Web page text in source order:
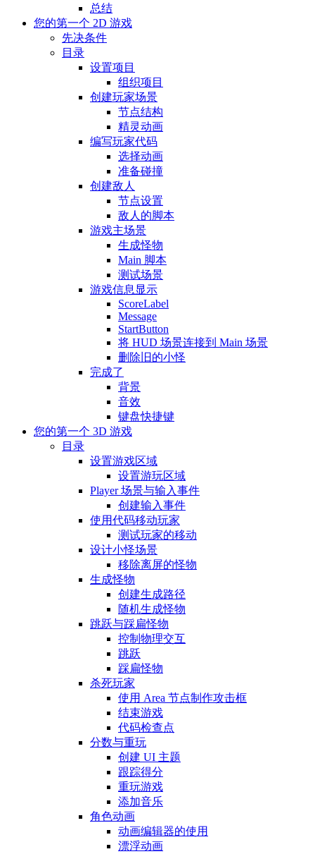
总结
您的第一个 2D 游戏
先决条件
目录
设置项目
组织项目
创建玩家场景
节点结构
精灵动画
编写玩家代码
选择动画
准备碰撞
创建敌人
节点设置
敌人的脚本
游戏主场景
生成怪物
Main 脚本
测试场景
游戏信息显示
ScoreLabel
Message
StartButton
将 HUD 场景连接到 Main 场景
删除旧的小怪
完成了
背景
音效
键盘快捷键
您的第一个 3D 游戏
目录
设置游戏区域
设置游玩区域
Player 场景与输入事件
创建输入事件
使用代码移动玩家
测试玩家的移动
设计小怪场景
移除离屏的怪物
生成怪物
创建生成路径
随机生成怪物
跳跃与踩扁怪物
控制物理交互
跳跃
踩扁怪物
杀死玩家
使用 Area 节点制作攻击框
结束游戏
代码检查点
分数与重玩
创建 UI 主题
跟踪得分
重玩游戏
添加音乐
角色动画
动画编辑器的使用
漂浮动画